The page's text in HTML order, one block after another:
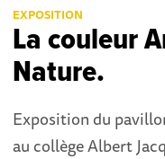
EXPOSITION
La couleur
Nature.
Exposition du
au collège Albert